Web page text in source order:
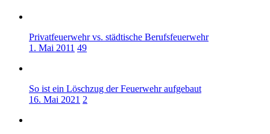
Privatfeuerwehr vs. städtische Berufsfeuerwehr
1. Mai 2011 49
So ist ein Löschzug der Feuerwehr aufgebaut
16. Mai 2021 2